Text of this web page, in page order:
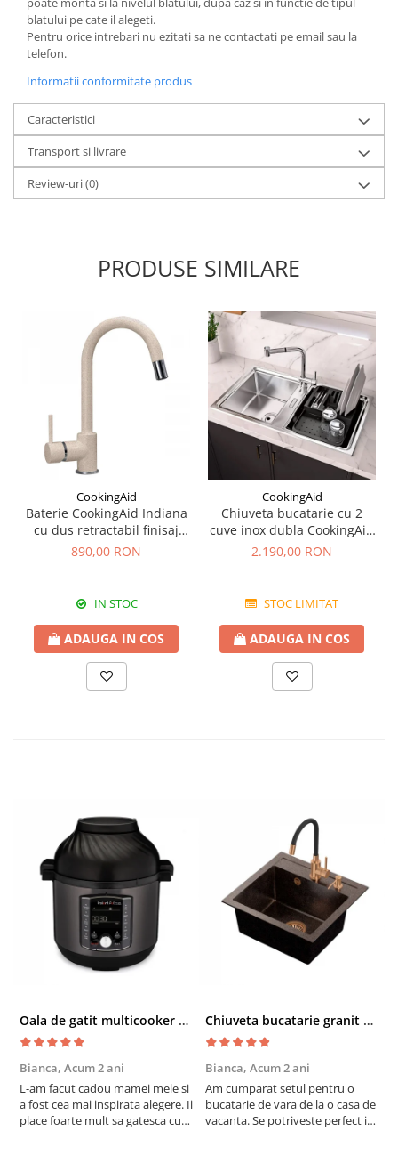
blatului pe cate il alegeti.
Pentru orice intrebari nu ezitati sa ne contactati pe email sau la
telefon.
Informatii conformitate produs
Caracteristici
Transport si livrare
Review-uri(0)
PRODUSE SIMILARE
CookingAid
Baterie CookingAid Indiana
cu dus retractabil finisaj
granit Bej Pigmentat /
890,00 RON
IN STOC
ADAUGA IN COS
CookingAid
Chiuveta bucatarie cu 2
cuve inox dubla CookingAid
FUSION 86BB
2.190,00 RON
STOC LIMITAT
ADAUGA IN COS
Oala de gatit multicooker 11 functii Instant Pot Pro Crisp 8 + Air Fryer 7.6 lt
Bianca, Acum 2 ani
L-am facut cadou mamei mele si
a fost cea mai inspirata alegere. Ii
place foarte mult sa gatesca cu
Chiuveta bucatarie granit cu finisaj negru perlat/cupru Steingran Art Copper cu dozator si baterie Quadron
Bianca, Acum 2 ani
Am cumparat setul pentru o
bucatarie de vara de la o casa de
vacanta. Se potriveste perfect in